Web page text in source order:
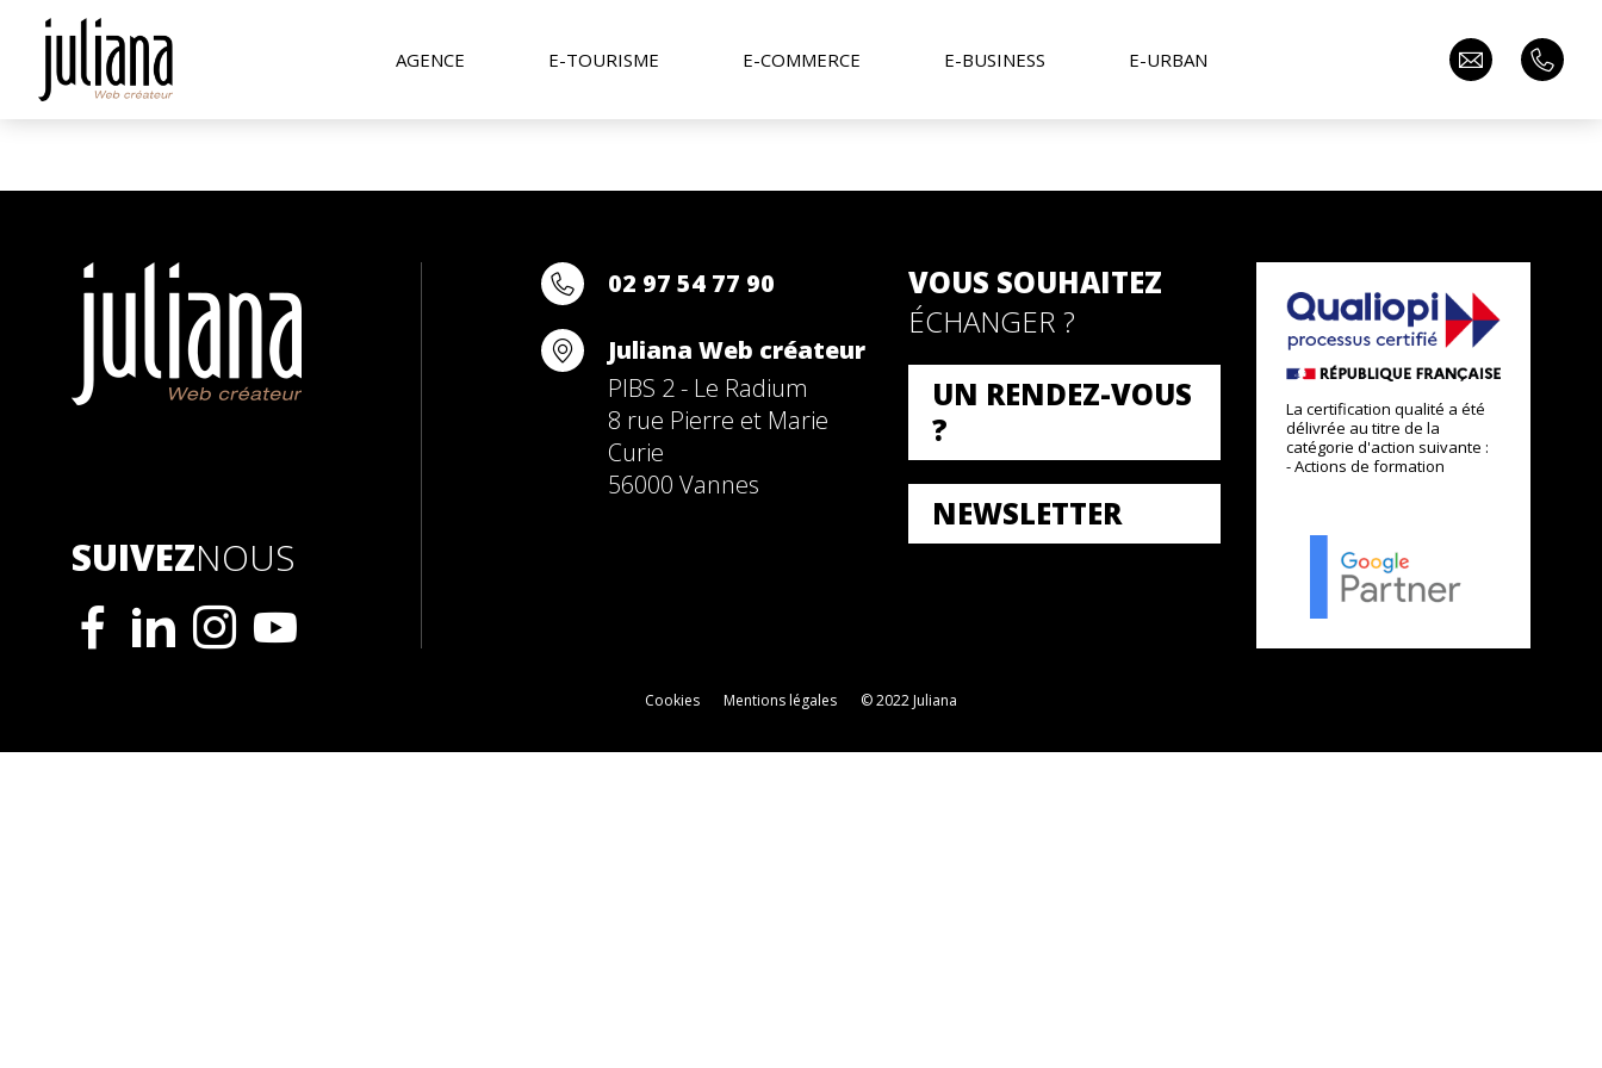
AGENCE E-TOURISME E-COMMERCE E-BUSINESS E-URBAN
SUIVEZNOUS
02 97 54 77 90
Juliana Web créateur
PIBS 2 - Le Radium
8 rue Pierre et Marie
Curie
56000 Vannes
VOUS SOUHAITEZ
ÉCHANGER ?
UN RENDEZ-VOUS
?
NEWSLETTER
La certification qualité a été
délivrée au titre de la
catégorie d'action suivante :
- Actions de formation
Cookies Mentions légales © 2022 Juliana